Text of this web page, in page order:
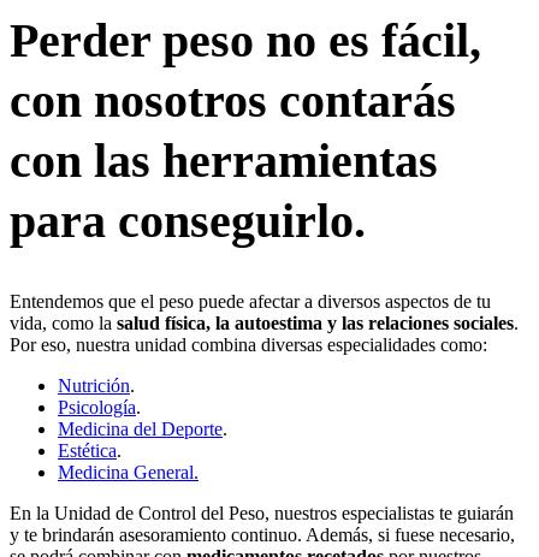
Perder peso no es fácil,
con nosotros contarás
con las herramientas
para conseguirlo.
Entendemos que el peso puede afectar a diversos aspectos de tu
vida, como la salud física, la autoestima y las relaciones sociales.
Por eso, nuestra unidad combina diversas especialidades como:
Nutrición.
Psicología.
Medicina del Deporte.
Estética.
Medicina General.
En la Unidad de Control del Peso, nuestros especialistas te guiarán
y te brindarán asesoramiento continuo. Además, si fuese necesario,